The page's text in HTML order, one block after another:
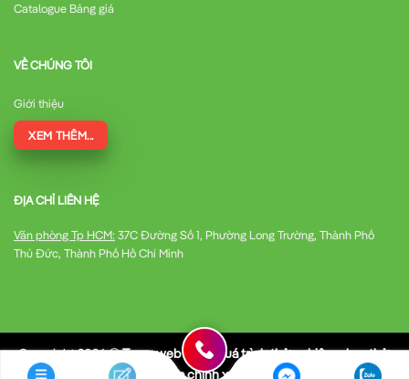
Catalogue Bảng giá
VỀ CHÚNG TÔI
Giới thiệu
XEM THÊM...
ĐỊA CHỈ LIÊN HỆ
Văn phòng Tp HCM: 37C Đường Số 1, Phường Long Trường, Thành Phố
Thủ Đức, Thành Phố Hồ Chí Minh
Copyright 2026 ©Trang web trong quá trình thử nghiệm chạy thử,
có thể thông số kỹ thuật chưa chính xác, mong được góp ý của quý